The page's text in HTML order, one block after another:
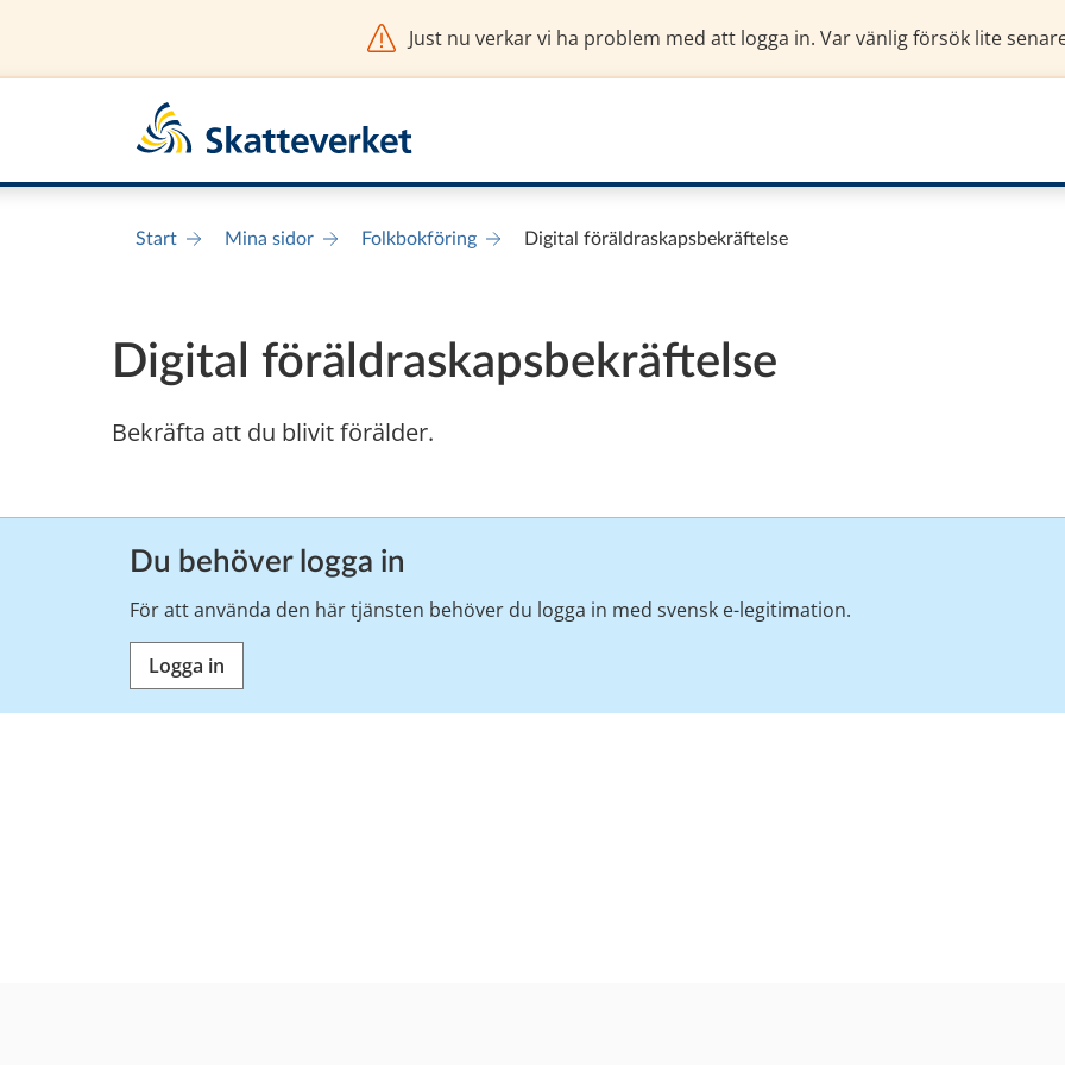
Just nu verkar vi ha problem med att logga in. Var vänlig försök lite
Du behöver logga in
För att använda den här tjänsten behöver du logga in med svensk e-legitimation.
Logga in